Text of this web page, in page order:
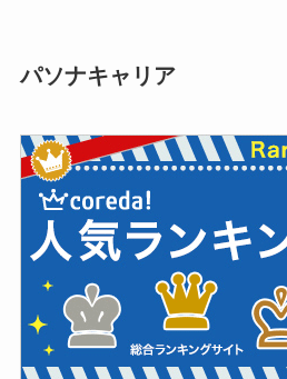
パソナキャリア